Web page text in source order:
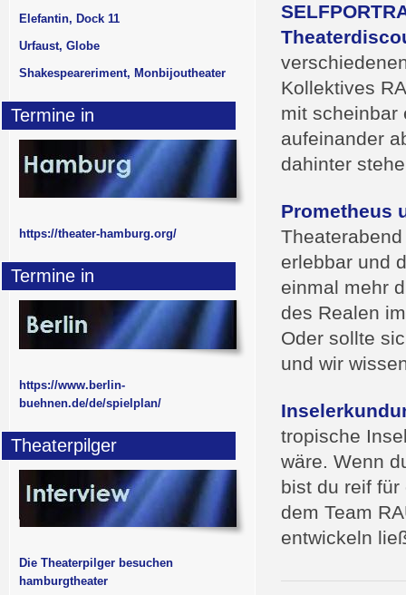
Kollektives
mit scheinbar
aufeinander
dahinter
Prometheus
erlebbar und
einmal mehr
des Realen
Oder sollte
und wir
tropische
wäre. Wenn
bist du reif
dem Team
entwickeln
Elefantin, Dock 11
Urfaust, Globe
Shakespeareriment, Monbijoutheater
Termine in
https://theater-hamburg.org/
Termine in
https://www.berlin-
buehnen.de/de/spielplan/
Theaterpilger
Die Theaterpilger besuchen
hamburgtheater